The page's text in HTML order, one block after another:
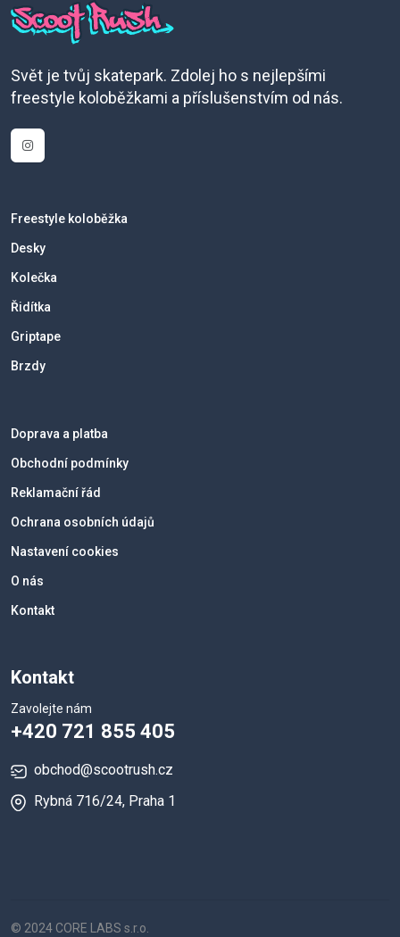
Svět je tvůj skatepark. Zdolej ho s nejlepšími
freestyle koloběžkami a příslušenstvím od nás.
Freestyle koloběžka
Desky
Kolečka
Řidítka
Griptape
Brzdy
Doprava a platba
Obchodní podmínky
Reklamační řád
Ochrana osobních údajů
Nastavení cookies
O nás
Kontakt
Kontakt
Zavolejte nám
+420 721 855 405
obchod@scootrush.cz
Rybná 716/24, Praha 1
© 2024 CORE LABS s.r.o.